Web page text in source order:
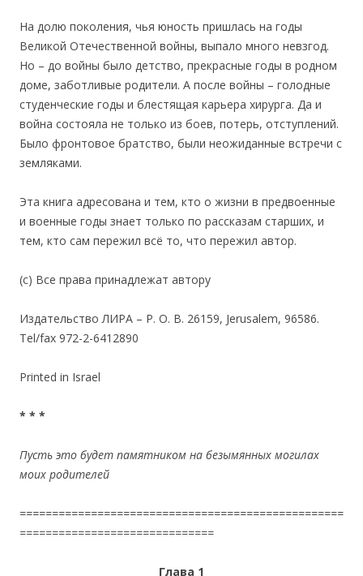
На долю поколения, чья юность пришлась на годы
Великой Отечественной войны, выпало много невзгод.
Но – до войны было детство, прекрасные годы в родном
доме, заботливые родители. А после войны – голодные
студенческие годы и блестящая карьера хирурга. Да и
война состояла не только из боев, потерь, отступлений.
Было фронтовое братство, были неожиданные встречи с
земляками.
Эта книга адресована и тем, кто о жизни в предвоенные
и военные годы знает только по рассказам старших, и
тем, кто сам пережил всё то, что пережил автор.
(с) Все права принадлежат автору
Издательство ЛИРА – Р. О. В. 26159, Jerusalem, 96586.
Tel/fax 972-2-6412890
Printed in Israel
* * *
Пусть это будет памятником на безымянных могилах
моих родителей
==================================================
==============================
Глава 1